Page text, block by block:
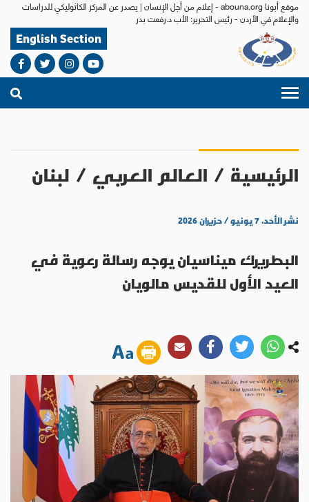
موقع أبونا abouna.org - إعلام من أجل الإنسان | يصدر عن المركز الكاثوليكي للدراسات
والإعلام في الأردن - رئيس التحرير: الأب د.رفعت بدر
English Section
الرئيسية / العالم العربي / لبنان
نشر الأحد، ٧ يونيو / حزيران ٢٠٢٦
البطريرك ميناسيان يوجه رسالة رعوية في
العيد الأول للقديس مالويان